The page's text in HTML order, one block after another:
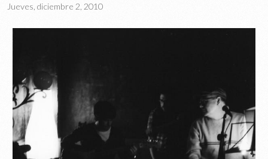
Jueves, diciembre 2, 2010